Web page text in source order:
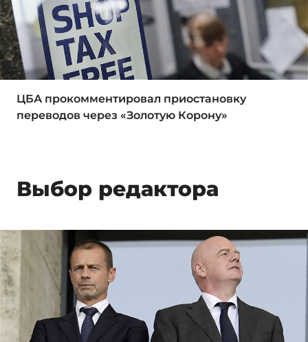
ЦБА прокомментировал приостановку
переводов через «Золотую Корону»
Выбор редактора